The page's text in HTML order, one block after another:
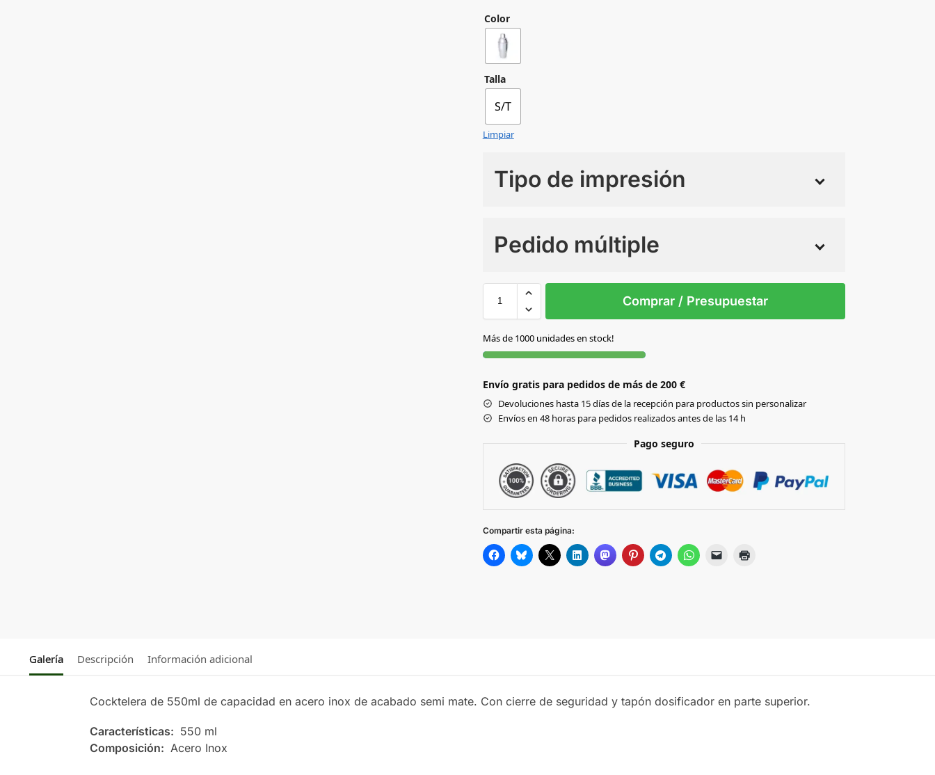
Color
Talla
S/T
Limpiar
Tipo de impresión
Pedido múltiple
Comprar / Presupuestar
Más de 1000 unidades en stock!
Envío gratis para pedidos de más de 200 €
Devoluciones hasta 15 días de la recepción para productos sin personalizar
Envíos en 48 horas para pedidos realizados antes de las 14 h
Pago seguro
Compartir esta página:
Galería Descripción Información adicional
Cocktelera de 550ml de capacidad en acero inox de acabado semi mate. Con cierre de seguridad y tapón dosificador en parte superior.
Características: 550 ml
Composición: Acero Inox